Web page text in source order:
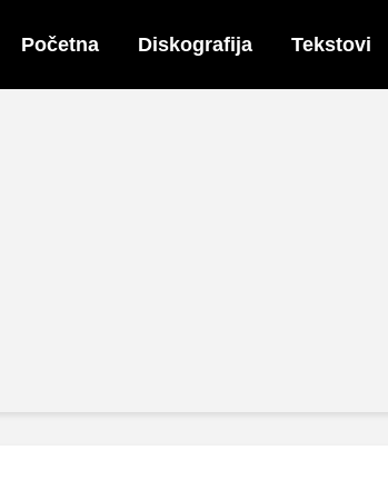
Početna Diskografija Tekstovi